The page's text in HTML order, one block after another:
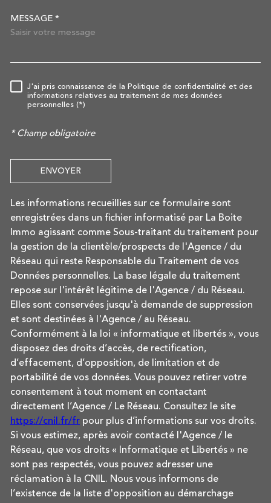
MESSAGE *
RÈGLEMENTATION
J'ai pris connaissance de la Politique de confidentialité et des
informations relatives au traitement de mes données
personnelles (*)
* Champ obligatoire
ENVOYER
Les informations recueillies sur ce formulaire sont
enregistrées dans un fichier informatisé par La Boite
Immo agissant comme Sous-traitant du traitement pour
la gestion de la clientèle/prospects de l'Agence / du
Réseau qui reste Responsable du Traitement de vos
Données personnelles. La base légale du traitement
repose sur l'intérêt légitime de l'Agence / du Réseau.
Elles sont conservées jusqu'à demande de suppression
et sont destinées à l'Agence / au Réseau.
Conformément à la loi « informatique et libertés », vous
disposez des droits d’accès, de rectification,
d’effacement, d’opposition, de limitation et de
portabilité de vos données. Vous pouvez retirer votre
consentement à tout moment en contactant
directement l’Agence / Le Réseau. Consultez le site
https://cnil.fr/fr pour plus d’informations sur vos droits.
Si vous estimez, après avoir contacté l'Agence / le
Réseau, que vos droits « Informatique et Libertés » ne
sont pas respectés, vous pouvez adresser une
réclamation à la CNIL. Nous vous informons de
l’existence de la liste d'opposition au démarchage